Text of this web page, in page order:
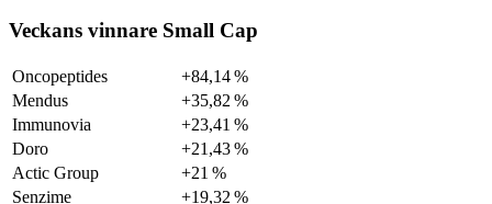
Veckans vinnare Small Cap
Oncopeptides
+84,14 %
Mendus
+35,82 %
Immunovia
+23,41 %
Doro
+21,43 %
Actic Group
+21 %
Senzime
+19,32 %